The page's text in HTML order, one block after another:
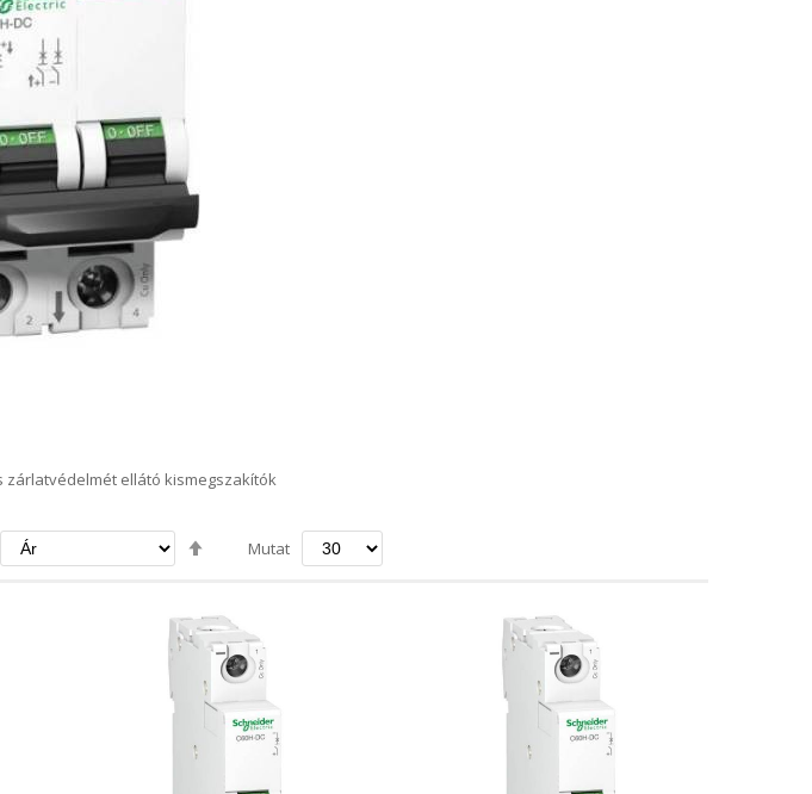
zárlatvédelmét ellátó kismegszakítók
Csökkenő
Mutat